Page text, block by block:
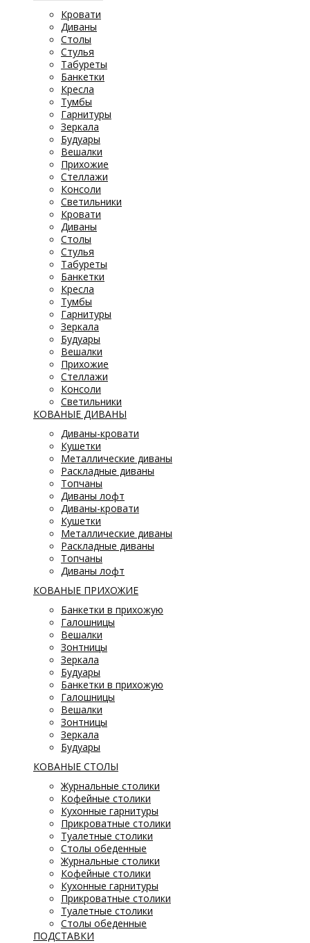
Кровати
Диваны
Столы
Стулья
Табуреты
Банкетки
Кресла
Тумбы
Гарнитуры
Зеркала
Будуары
Вешалки
Прихожие
Стеллажи
Консоли
Светильники
Кровати
Диваны
Столы
Стулья
Табуреты
Банкетки
Кресла
Тумбы
Гарнитуры
Зеркала
Будуары
Вешалки
Прихожие
Стеллажи
Консоли
Светильники
КОВАНЫЕ ДИВАНЫ
Диваны-кровати
Кушетки
Металлические диваны
Раскладные диваны
Топчаны
Диваны лофт
Диваны-кровати
Кушетки
Металлические диваны
Раскладные диваны
Топчаны
Диваны лофт
КОВАНЫЕ ПРИХОЖИЕ
Банкетки в прихожую
Галошницы
Вешалки
Зонтницы
Зеркала
Будуары
Банкетки в прихожую
Галошницы
Вешалки
Зонтницы
Зеркала
Будуары
КОВАНЫЕ СТОЛЫ
Журнальные столики
Кофейные столики
Кухонные гарнитуры
Прикроватные столики
Туалетные столики
Столы обеденные
Журнальные столики
Кофейные столики
Кухонные гарнитуры
Прикроватные столики
Туалетные столики
Столы обеденные
ПОДСТАВКИ